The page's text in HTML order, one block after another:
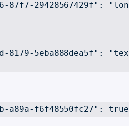
87f7-29428567429f":
8179-5eba888dea5f":
a89a-f6f48550fc27":